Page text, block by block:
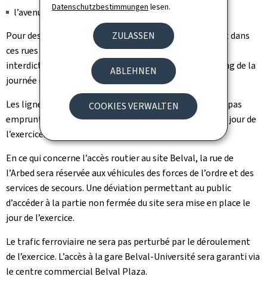
Datenschutzbestimmungen lesen.
ZULASSEN
ABLEHNEN
COOKIES VERWALTEN
l’avenue de la Fonte.
Pour des raisons de sécurité, les bâtiments se trouvant dans
ces rues ne pourront être rejoints par véhicule. Une
interdiction de stationnement s’appliquera tout au long de la
journée dans ces rues.
Les lignes de bus N°4, N°7 et N°15 du TICE ne pourront pas
emprunter l’avenue du Rock’n Roll et seront déviées le jour de
l’exercice.
En ce qui concerne l’accès routier au site Belval, la rue de
l’Arbed sera réservée aux véhicules des forces de l’ordre et des
services de secours. Une déviation permettant au public
d’accéder à la partie non fermée du site sera mise en place le
jour de l’exercice.
Le trafic ferroviaire ne sera pas perturbé par le déroulement
de l’exercice. L’accès à la gare Belval-Université sera garanti via
le centre commercial Belval Plaza.